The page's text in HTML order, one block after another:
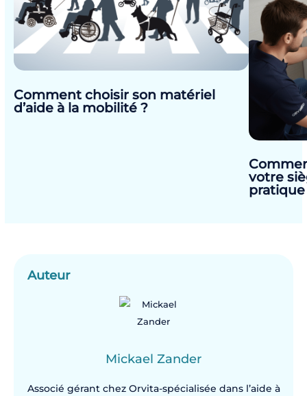
Comment choisir son matériel
d’aide à la mobilité ?
votre
Auteur
Mickael Zander
Associé gérant chez Orvita-spécialisée dans l’aide à